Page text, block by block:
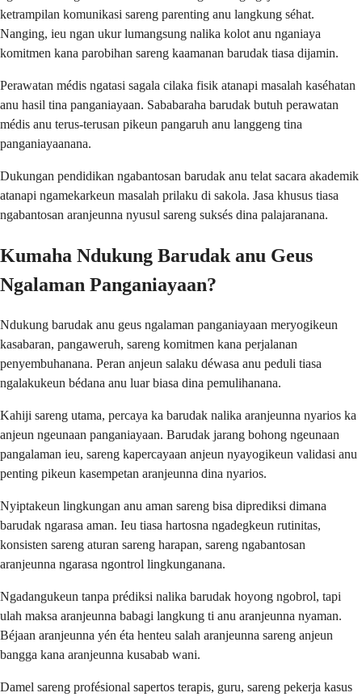
ketrampilan komunikasi sareng parenting anu langkung séhat.
Nanging, ieu ngan ukur lumangsung nalika kolot anu nganiaya
komitmen kana parobihan sareng kaamanan barudak tiasa dijamin.
Perawatan médis ngatasi sagala cilaka fisik atanapi masalah kaséhatan
anu hasil tina panganiayaan. Sababaraha barudak butuh perawatan
médis anu terus-terusan pikeun pangaruh anu langgeng tina
panganiayaanana.
Dukungan pendidikan ngabantosan barudak anu telat sacara akademik
atanapi ngamekarkeun masalah prilaku di sakola. Jasa khusus tiasa
ngabantosan aranjeunna nyusul sareng suksés dina palajaranana.
Kumaha Ndukung Barudak anu Geus
Ngalaman Panganiayaan?
Ndukung barudak anu geus ngalaman panganiayaan meryogikeun
kasabaran, pangaweruh, sareng komitmen kana perjalanan
penyembuhanana. Peran anjeun salaku déwasa anu peduli tiasa
ngalakukeun bédana anu luar biasa dina pemulihanana.
Kahiji sareng utama, percaya ka barudak nalika aranjeunna nyarios ka
anjeun ngeunaan panganiayaan. Barudak jarang bohong ngeunaan
pangalaman ieu, sareng kapercayaan anjeun nyayogikeun validasi anu
penting pikeun kasempetan aranjeunna dina nyarios.
Nyiptakeun lingkungan anu aman sareng bisa diprediksi dimana
barudak ngarasa aman. Ieu tiasa hartosna ngadegkeun rutinitas,
konsisten sareng aturan sareng harapan, sareng ngabantosan
aranjeunna ngarasa ngontrol lingkunganana.
Ngadangukeun tanpa prédiksi nalika barudak hoyong ngobrol, tapi
ulah maksa aranjeunna babagi langkung ti anu aranjeunna nyaman.
Béjaan aranjeunna yén éta henteu salah aranjeunna sareng anjeun
bangga kana aranjeunna kusabab wani.
Damel sareng profésional sapertos terapis, guru, sareng pekerja kasus